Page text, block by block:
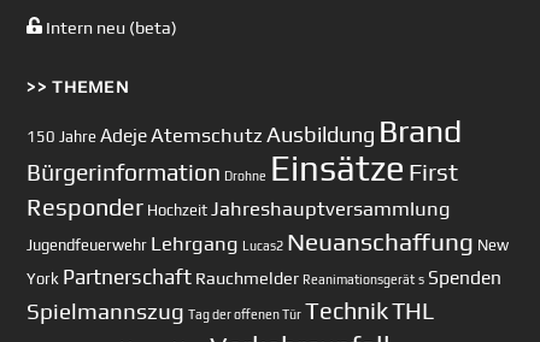
Intern neu (beta)
>> THEMEN
150 Jahre AdejeAtemschutz Ausbildung Brand
Bürgerinformation Drohne Einsätze First
Responder Hochzeit Jahreshauptversammlung
Jugendfeuerwehr Lehrgang Lucas2 Neuanschaffung New
York Partnerschaft Rauchmelder Reanimationsgerät s Spenden
Spielmannszug Tag der offenen Tür TechnikTHL